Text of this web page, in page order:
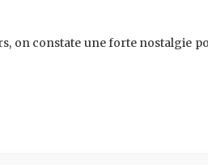
on constate une forte nostalgie